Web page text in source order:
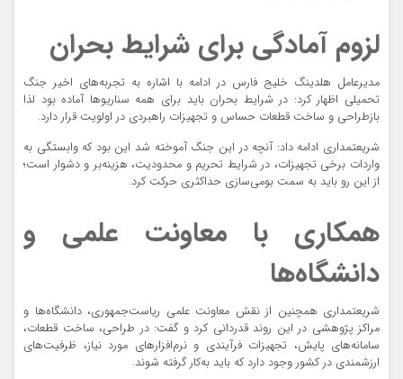
لزوم آمادگی برای شرایط بحران
مدیرعامل هلدینگ خلیج فارس در ادامه با اشاره به تجربه‌های اخیر جنگ
تحمیلی اظهار کرد: در شرایط بحران باید برای همه سناریو‌ها آماده بود لذا
بازطراحی و ساخت قطعات حساس و تجهیزات راهبردی در اولویت قرار دارد.
شریعتمداری ادامه داد: آنچه در این جنگ آموخته شد این بود که وابستگی به
واردات برخی تجهیزات، در شرایط تحریم و محدودیت، هزینه‌بر و دشوار است؛
از این رو باید به سمت بومی‌سازی حداکثری حرکت کرد.
همکاری با معاونت علمی و
دانشگاه‌ها
شریعتمداری همچنین از نقش معاونت علمی ریاست‌جمهوری، دانشگاه‌ها و
مراکز پژوهشی در این روند قدردانی کرد و گفت: در طراحی، ساخت قطعات،
سامانه‌های پایش، تجهیزات فرآیندی و نرم‌افزار‌های مورد نیاز، ظرفیت‌های
ارزشمندی در کشور وجود دارد که باید به‌کار گرفته شوند.